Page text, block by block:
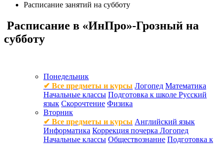
Расписание занятий на субботу
Расписание в «ИнПро»-Грозный на
субботу
Понедельник
✔ Все предметы и курсы Логопед Математика
Начальные классы Подготовка к школе Русский
язык Скорочтение Физика
Вторник
✔ Все предметы и курсы Английский язык
Информатика Коррекция почерка Логопед
Начальные классы Обществознание Подготовка к